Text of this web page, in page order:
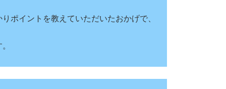
ポイントを教えていただいたおかげで、